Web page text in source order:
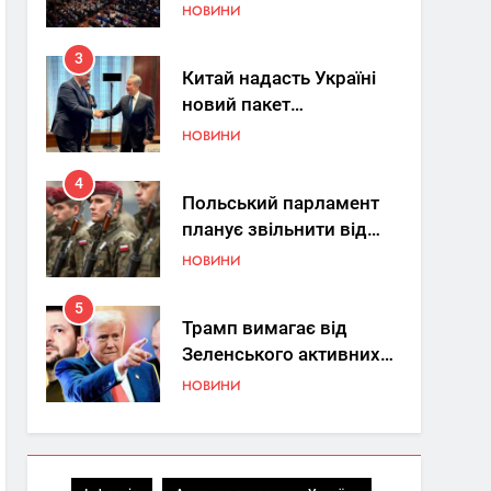
Україна знову у фокусі
НОВИНИ
3
Китай надасть Україні
новий пакет
енергетичної допомоги
НОВИНИ
4
Польський парламент
планує звільнити від
покарання
НОВИНИ
5
Трамп вимагає від
Зеленського активних
кроків у мирному
НОВИНИ
6
КМДА заявила про
параліч